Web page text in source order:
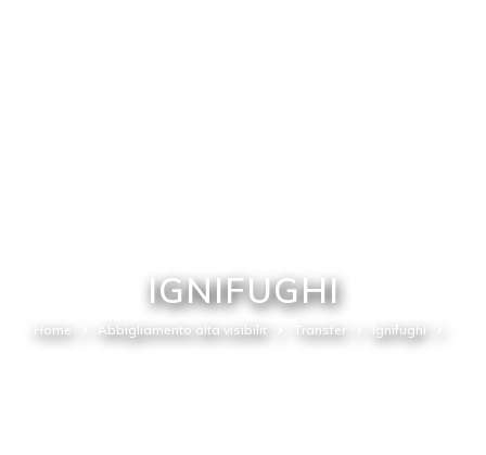
IGNIFUGHI
Home Abbigliamento alta visibilit Transfer Ignifughi